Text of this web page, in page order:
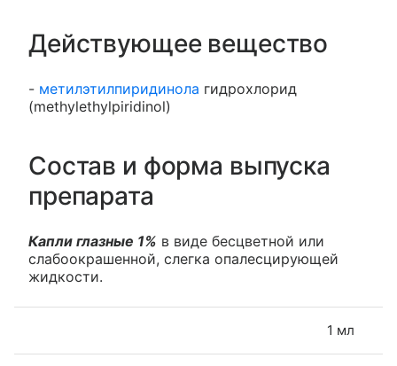
Действующее вещество
- метилэтилпиридинола гидрохлорид
(methylethylpiridinol)
Состав и форма выпуска
препарата
Капли глазные 1% в виде бесцветной или
слабоокрашенной, слегка опалесцирующей
жидкости.
1 мл